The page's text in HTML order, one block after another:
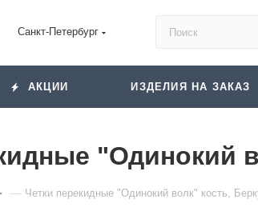
Санкт-Петербург
АКЦИИ ИЗДЕЛИЯ НА ЗАКАЗ
"Одинокий
— Четки перекидные "Одинокий волк" кость,